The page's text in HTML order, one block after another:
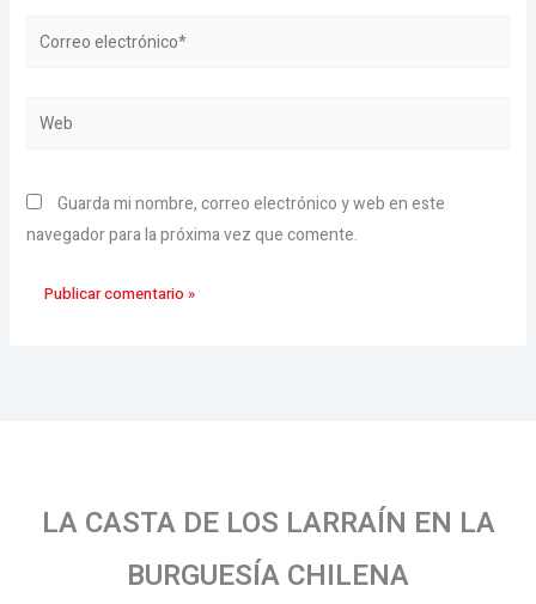
Correo
Web
Guarda mi nombre, correo electrónico y web en este
navegador para la próxima vez que comente.
LA CASTA DE LOS LARRAÍN EN LA
BURGUESÍA CHILENA